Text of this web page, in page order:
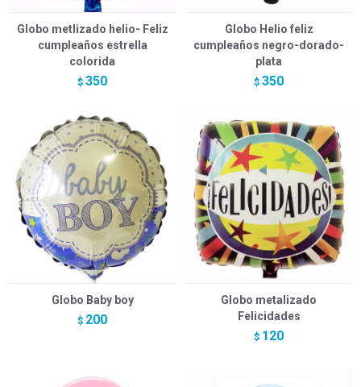
Globo metlizado helio- Feliz
cumpleaños estrella
colorida
$ 350
Globo Helio feliz
cumpleaños negro-dorado-
plata
$ 350
Globo Baby boy
$ 200
Globo metalizado
Felicidades
$ 120